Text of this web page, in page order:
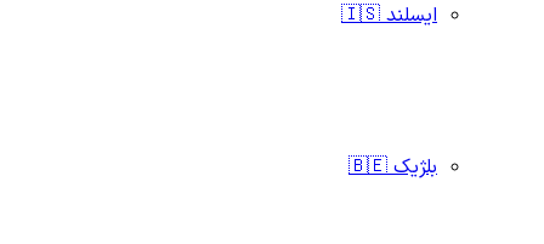
ایسلند 🇮🇸
بلژیک 🇧🇪